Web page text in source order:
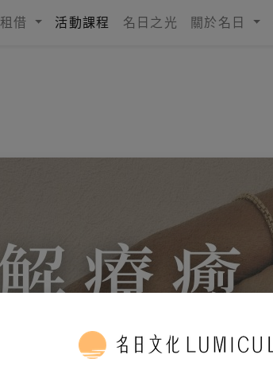
借 活動課程 名日之光 關於名日